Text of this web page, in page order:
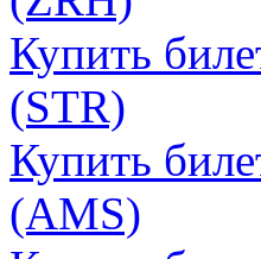
Купить
(STR)
Купить
(AMS)